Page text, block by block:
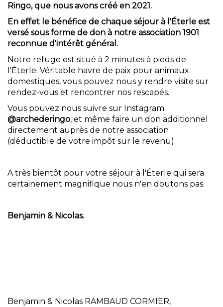
Ringo, que nous avons créé en 2021.
En effet le bénéfice de chaque séjour à l'Éterle est
versé sous forme de don à notre association 1901
reconnue d'intérêt général.
Notre refuge est situé à 2 minutes à pieds de
l'Éterle. Véritable havre de paix pour animaux
domestiques, vous pouvez nous y rendre visite sur
rendez-vous et rencontrer nos rescapés.
Vous pouvez nous suivre sur Instagram:
@archederingo, et même faire un don additionnel
directement auprès de notre association
(déductible de votre impôt sur le revenu).
A très bientôt pour votre séjour à l'Éterle qui sera
certainement magnifique nous n'en doutons pas.
Benjamin & Nicolas.
Benjamin & Nicolas RAMBAUD CORMIER,